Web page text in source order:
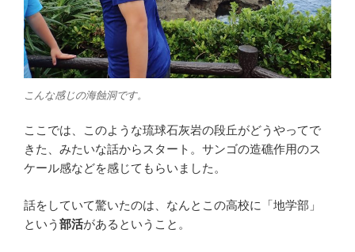
こんな感じの海蝕洞です。
ここでは、このような琉球石灰岩の段丘がどうやってで
きた、みたいな話からスタート。サンゴの造礁作用のス
ケール感などを感じてもらいました。
話をしていて驚いたのは、なんとこの高校に「地学部」
という 部活があるということ。